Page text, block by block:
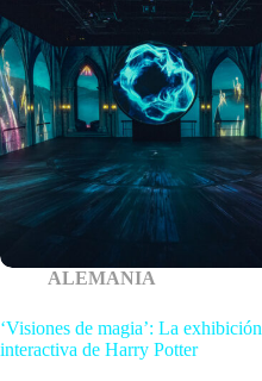
ALEMANIA
‘Visiones de magia’: La exhibición
interactiva de Harry Potter